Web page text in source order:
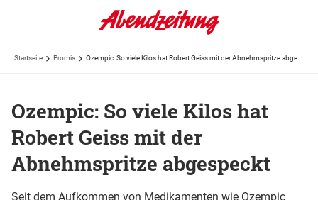
Startseite Promis
Ozempic: So viele Kilos hat
Robert Geiss mit der
Abnehmspritze abgespeckt
Seit dem Aufkommen von Medikamenten wie Ozempic